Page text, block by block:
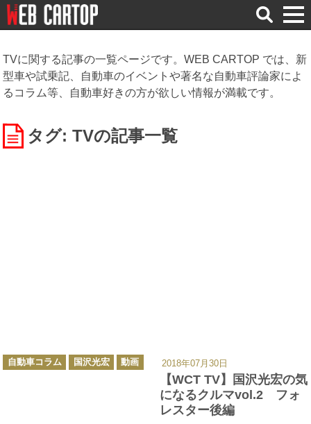
検
索
TVに関する記事の一覧ページです。WEB CARTOP では、新
型車や試乗記、自動車のイベントや著名な自動車評論家によ
るコラム等、自動車好きの方が欲しい情報が満載です。
タグ: TVの記事一覧
【WCT TV】国沢光宏の気
になるクルマvol.2 フォ
レスター後編
カ
テ
自動車コラム 国沢光宏 動画 2018年07月30日